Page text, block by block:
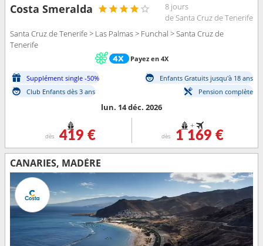
Costa Smeralda
8 jours
de Santa Cruz de Tenerife
Santa Cruz de Tenerife > Las Palmas > Funchal > Santa Cruz de
Tenerife
Payez en 4X
Supplément single -50%
Enfants Gratuits jusqu'à 18 ans
Club Enfants dès 3 ans
Pension complète
lun. 14 déc. 2026
dès 419 €
+
dès 1 169 €
CANARIES, MADÈRE